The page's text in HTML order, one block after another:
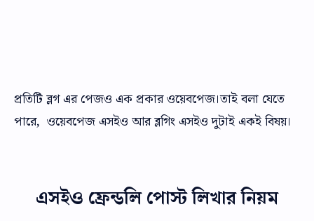
প্রতিটি ব্লগ এর পেজও এক প্রকার ওয়েবপেজ।তাই বলা যেতে
পারে, ওয়েবপেজ এসইও আর ব্লগিং এসইও দুটাই একই বিষয়।
এসইও ফ্রেন্ডলি পোস্ট লিখার নিয়ম